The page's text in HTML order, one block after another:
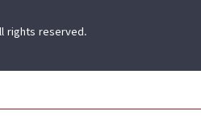
rights reserved.